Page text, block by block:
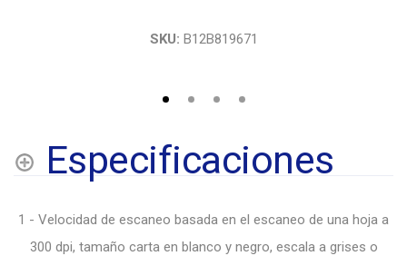
SKU: B12B819671
Especificaciones
1 - Velocidad de escaneo basada en el escaneo de una hoja a
300 dpi, tamaño carta en blanco y negro, escala a grises o